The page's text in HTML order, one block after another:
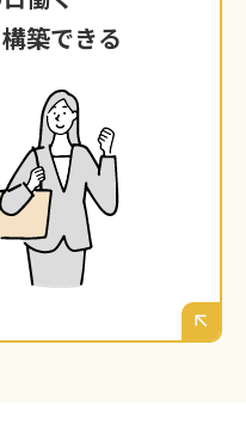
築できる
築できる
組みが一度回り始め
いる間も、鹿児島の
注文を受け付け、あ
伝え続けてくれる、
最強の「営業部隊」